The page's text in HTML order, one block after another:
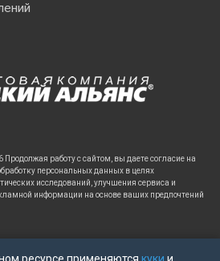
работу с сайтом, вы даете согласие на
персональных данных в целях
исследований, улучшения сервиса и
информации на основе ваших предпочтений